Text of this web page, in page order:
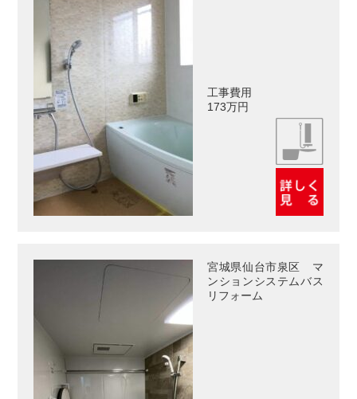
工事費用
173万円
宮城県仙台市泉区 マ
ンションシステムバス
リフォーム